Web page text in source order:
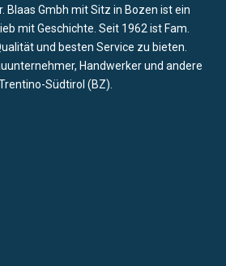
Blaas Gmbh mit Sitz in Bozen ist ein
mit Geschichte. Seit 1962 ist Fam.
und besten Service zu bieten.
Handwerker und andere
Südtirol (BZ).